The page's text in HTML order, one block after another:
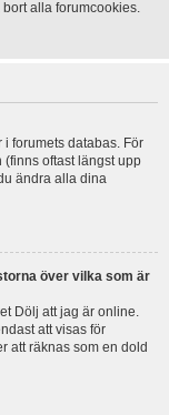
alla forumcookies.
forumets databas. För
oftast längst upp
ändra alla dina
över vilka som är
Dölj att jag är online.
att visas för
att räknas som en dold